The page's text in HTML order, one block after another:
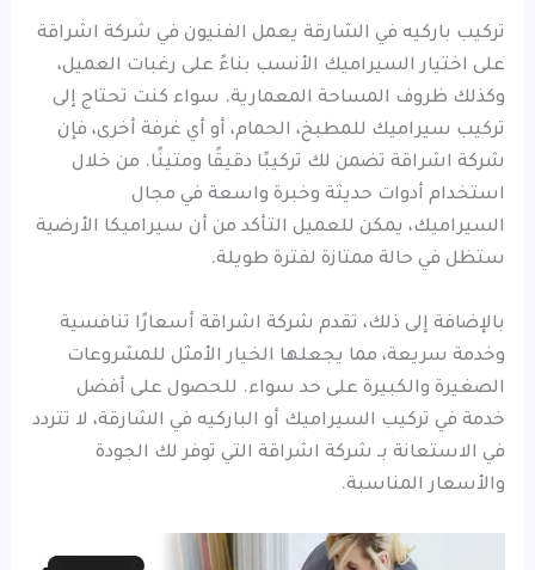
تركيب باركيه في الشارقة يعمل الفنيون في شركة اشراقة
على اختيار السيراميك الأنسب بناءً على رغبات العميل،
وكذلك ظروف المساحة المعمارية. سواء كنت تحتاج إلى
تركيب سيراميك للمطبخ، الحمام، أو أي غرفة أخرى، فإن
شركة اشراقة تضمن لك تركيبًا دقيقًا ومتينًا. من خلال
استخدام أدوات حديثة وخبرة واسعة في مجال
السيراميك، يمكن للعميل التأكد من أن سيراميكا الأرضية
ستظل في حالة ممتازة لفترة طويلة.
بالإضافة إلى ذلك، تقدم شركة اشراقة أسعارًا تنافسية
وخدمة سريعة، مما يجعلها الخيار الأمثل للمشروعات
الصغيرة والكبيرة على حد سواء. للحصول على أفضل
خدمة في تركيب السيراميك أو الباركيه في الشارقة، لا تتردد
في الاستعانة بـ شركة اشراقة التي توفر لك الجودة
والأسعار المناسبة.